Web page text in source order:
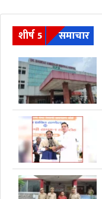
शीर्ष 5 समाचार